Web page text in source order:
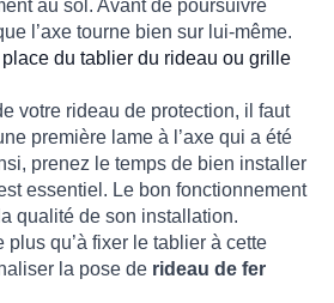
au sol. Avant de poursuivre
l’axe tourne bien sur lui-même.
place du tablier du rideau ou grille
votre rideau de protection, il faut
première lame à l’axe qui a été
prenez le temps de bien installer
essentiel. Le bon fonctionnement
qualité de son installation.
plus qu’à fixer le tablier à cette
la pose de rideau de fer